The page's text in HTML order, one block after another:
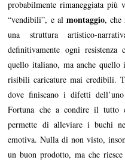
probabilmente rimaneggiata più
“vendibili”, e al montaggio, che
una struttura artistico-
definitivamente ogni
quello italiano, ma anche quello
risibili caricature mai credibili.
dove finiscano i difetti
Fortuna che a condire il tutto
permette di alleviare i buchi
emotiva. Nulla di non visto,
un buon prodotto, ma che